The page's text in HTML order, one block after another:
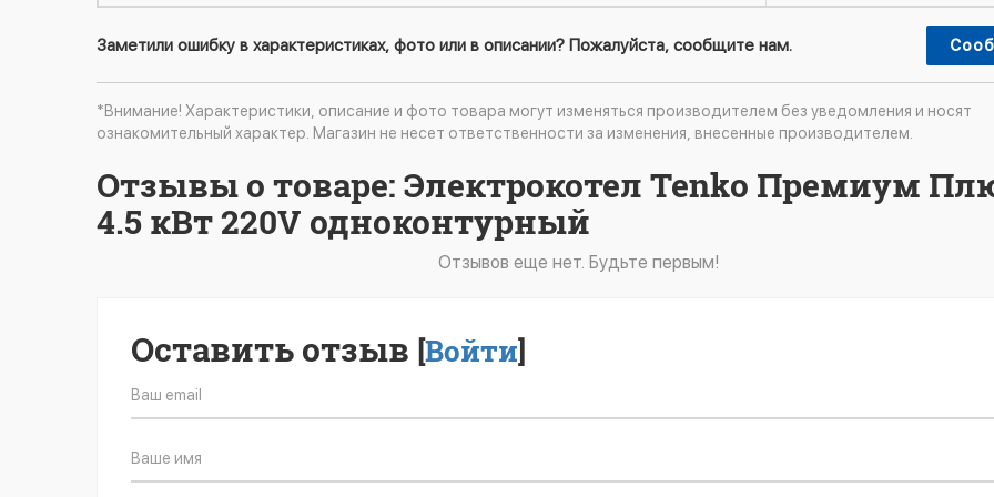
Заметили ошибку в характеристиках, фото или в описании? Пожалуйста, сообщите нам.
*Внимание! Характеристики, описание и фото товара могут изменяться производителем без уведомления и носят
ознакомительный характер. Магазин не несет ответственности за изменения, внесенные производителем.
Отзывы о товаре: Электрокотел Tenko Премиум
4.5 кВт 220V одноконтурный
Отзывов еще нет. Будьте первым!
Оставить отзыв [Войти]